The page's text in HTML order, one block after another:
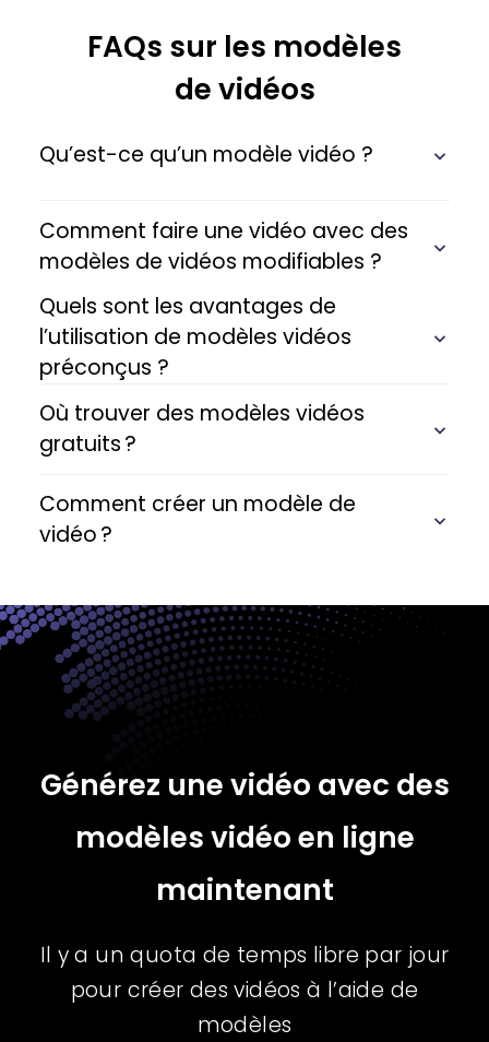
FAQs sur les modèles
de vidéos
Qu’est-ce qu’un modèle vidéo ?
Comment faire une vidéo avec des
modèles de vidéos modifiables ?
Quels sont les avantages de
l’utilisation de modèles vidéos
préconçus ?
Où trouver des modèles vidéos
gratuits ?
Comment créer un modèle de
vidéo ?
Générez une vidéo avec des
modèles vidéo en ligne
maintenant
Il y a un quota de temps libre par jour
pour créer des vidéos à l’aide de
modèles